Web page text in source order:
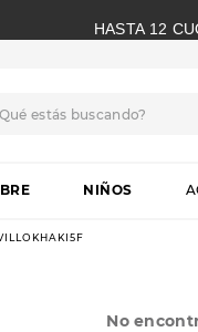
HASTA 12
NIÑOS
No